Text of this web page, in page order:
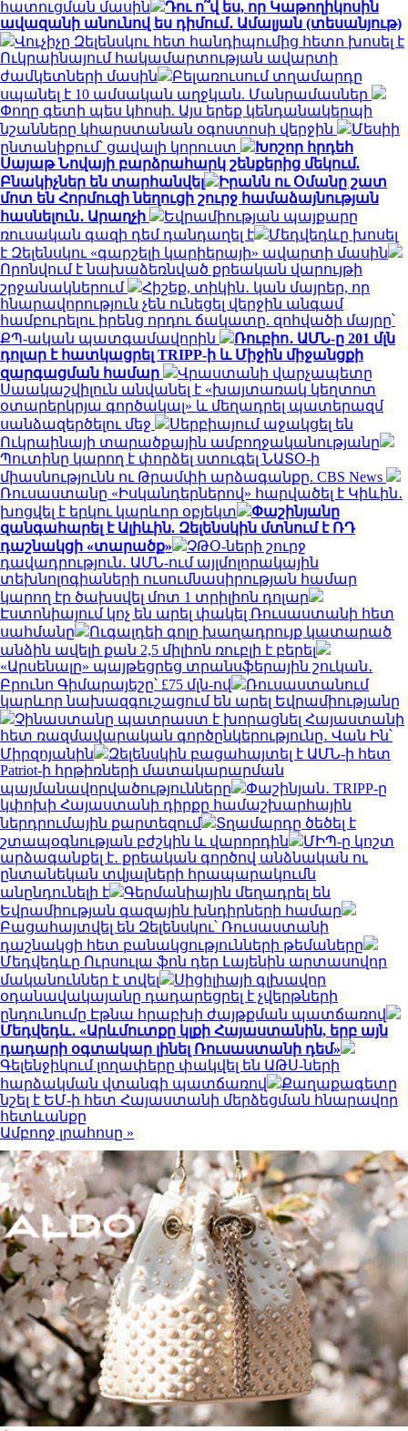
հատուցման մասին
Դու ո՞վ ես, որ Կաթողիկոսին
ավազանի անունով ես դիմում․ Ամալյան (տեսանյութ)
Վուչիչը Զելենսկու հետ հանդիպումից հետո խոսել է
Ուկրաինայում հակամարտության ավարտի
ժամկետների մասին
Բելառուսում տղամարդը
սպանել է 10 ամսական աղջկան. Մանրամասներ
Փողը գետի պես կհոսի. Այս երեք կենդանակերպի
նշանները կհարստանան օգոստոսի վերջին
Մեսիի
ընտանիքում՝ ցավալի կորուստ
Խոշոր հրդեհ
Սայաթ Նովայի բարձրահարկ շենքերից մեկում.
Բնակիչներ են տարհանվել
Իրանն ու Օմանը շատ
մոտ են Հորմուզի նեղուցի շուրջ համաձայնության
հասնելուն․ Արաղչի
Եվրամիության պայքարը
ռուսական գազի դեմ դանդաղել է
Մեդվեդևը խոսել
է Զելենսկու «գարշելի կարիերայի» ավարտի մասին
Որոնվում է նախաձեռնված քրեական վարույթի
շրջանակներում
Հիշեք, տիկին․ կան մայրեր, որ
հնարավորություն չեն ունեցել վերջին անգամ
համբուրելու իրենց որդու ճակատը. զոհվածի մայրը՝
ՔՊ-ական պատգամավորին
Ռուբիո․ ԱՄՆ-ը 201 մլն
դոլար է հատկացրել TRIPP-ի և Միջին միջանցքի
զարգացման համար
Վրաստանի վարչապետը
Սաակաշվիլուն անվանել է «խայտառակ կեղտոտ
օտարերկրյա գործակալ» և մեղադրել պատերազմ
սանձազերծելու մեջ
Սերբիայում աջակցել են
Ուկրաինայի տարածքային ամբողջականությանը
Պուտինը կարող է փորձել ստուգել ՆԱՏՕ-ի
միասնությունն ու Թրամփի արձագանքը. CBS News
Ռուսաստանը «Իսկանդերներով» հարվածել է Կիևին․
խոցվել է երկու կարևոր օբյեկտ
Փաշինյանը
զանգահարել է Ալիևին. Զելենսկին մտնում է ՌԴ
դաշնակցի «տարածք»
ՉԹՕ-ների շուրջ
դավադրություն․ ԱՄՆ-ում այլմոլորակային
տեխնոլոգիաների ուսումնասիրության համար
կարող էր ծախսվել մոտ 1 տրիլիոն դոլար
Էստոնիայում կոչ են արել փակել Ռուսաստանի հետ
սահմանը
Ուգալդեի գոլը խաղադրույք կատարած
անձին ավելի քան 2,5 միլիոն ռուբլի է բերել
«Արսենալը» պայթեցրեց տրանսֆերային շուկան․
Բրունո Գիմարայեշը՝ £75 մլն-ով
Ռուսաստանում
կարևոր նախազգուշացում են արել Եվրամիությանը
Չինաստանը պատրաստ է խորացնել Հայաստանի
հետ ռազմավարական գործընկերությունը․ Վան Ին՝
Միրզոյանին
Զելենսկին բացահայտել է ԱՄՆ-ի հետ
Patriot-ի հրթիռների մատակարարման
պայմանավորվածությունները
Փաշինյան․ TRIPP-ը
կփոխի Հայաստանի դիրքը համաշխարհային
ներդրումային քարտեզում
Տղամարդը ծեծել է
շտապօգնության բժշկին և վարորդին
ՄԻՊ-ը կոշտ
արձագանքել է․ քրեական գործով անձնական ու
ընտանեկան տվյալների հրապարակումն
անընդունելի է
Գերմանիային մեղադրել են
Եվրամիության գազային խնդիրների համար
Բացահայտվել են Զելենսկու՝ Ռուսաստանի
դաշնակցի հետ բանակցությունների թեմաները
Մեդվեդևը Ուրսուլա ֆոն դեր Լայենին արտասովոր
մականուններ է տվել
Սիցիլիայի գլխավոր
օդանավակայանը դադարեցրել է չվերթների
ընդունումը Էթնա հրաբխի ժայթքման պատճառով
Մեդվեդև․ «Արևմուտքը կլքի Հայաստանին, երբ այն
դադարի օգտակար լինել Ռուսաստանի դեմ»
Գելենջիկում լողափերը փակվել են ԱԹՍ-ների
հարձակման վտանգի պատճառով
Քաղաքագետը
նշել է ԵՄ-ի հետ Հայաստանի մերձեցման հնարավոր
հետևանքը
Ամբողջ լրահոսը »